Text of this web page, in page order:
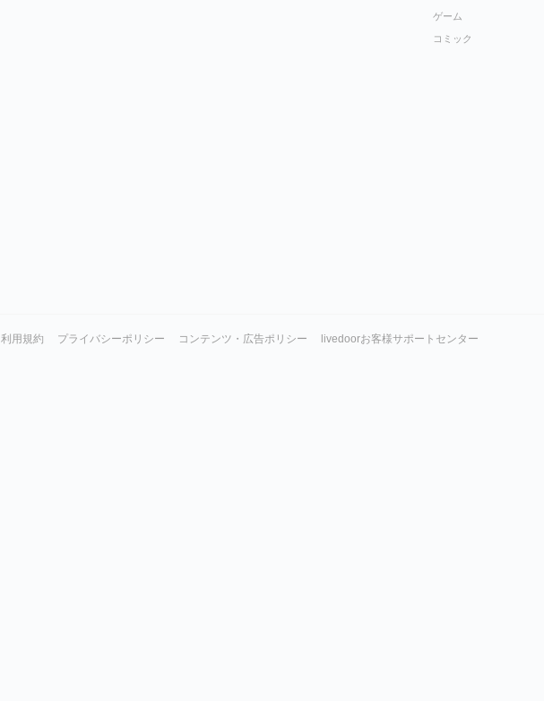
ゲーム
コミック
利用規約 プライバシーポリシー コンテンツ・広告ポリシー livedoorお客様サポートセンター